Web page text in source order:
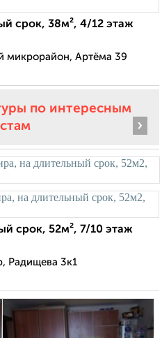
срок, 38м², 4/12 этаж
микрорайон, Артёма 39
по интересным
›
срок, 52м², 7/10 этаж
Радищева 3к1